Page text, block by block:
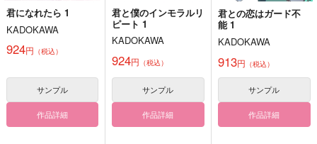
君になれたら 1
KADOKAWA
924円 （税込）
サンプル
作品詳細
君と僕のインモラルリ
ピート 1
KADOKAWA
924円 （税込）
サンプル
作品詳細
君との恋はガード不
能 1
KADOKAWA
913円 （税込）
サンプル
作品詳細